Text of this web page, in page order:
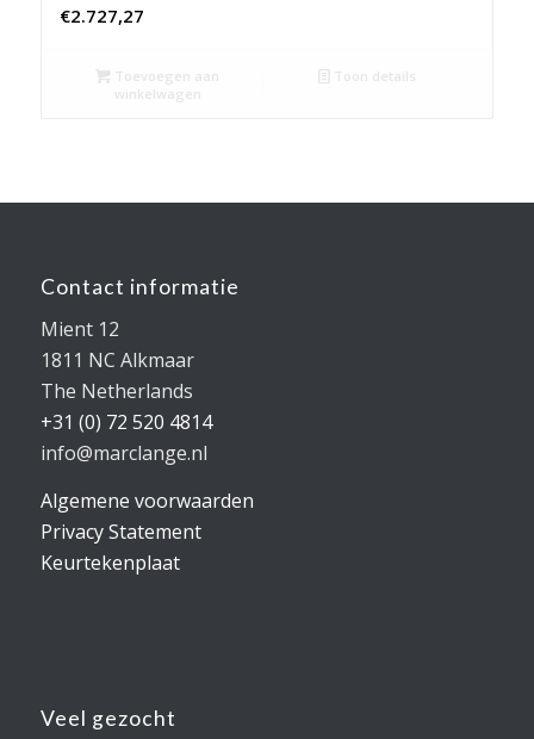
€2.727,27
Toevoegen aan
winkelwagen
Toon details
Contact informatie
Mient 12
1811 NC Alkmaar
The Netherlands
+31 (0) 72 520 4814
info@marclange.nl
Algemene voorwaarden
Privacy Statement
Keurtekenplaat
Veel gezocht